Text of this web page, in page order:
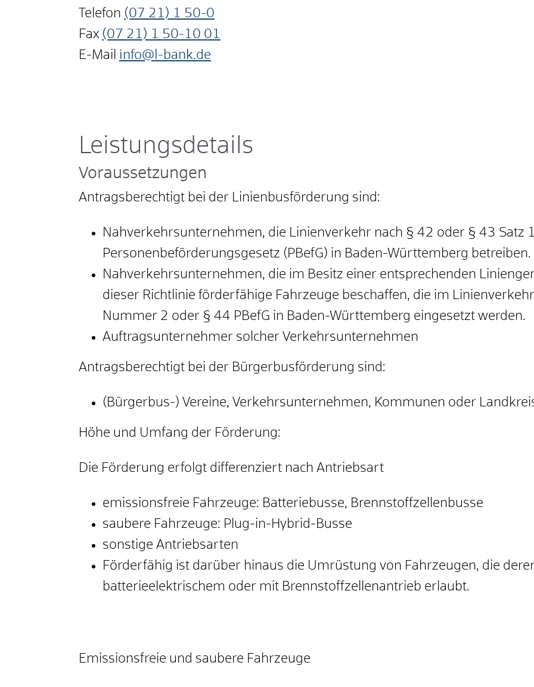
Telefon (07 21) 1 50-0
Fax (07 21) 1 50-10 01
E-Mail info@l-bank.de
Leistungsdetails
Voraussetzungen
Antragsberechtigt bei der Linienbusförderung sind:
Nahverkehrsunternehmen, die Linienverkehr nach § 42 oder § 43 Satz
Personenbeförderungsgesetz (PBefG) in Baden-Württemberg betreiben.
Nahverkehrsunternehmen, die im Besitz einer entsprechenden
dieser Richtlinie förderfähige Fahrzeuge beschaffen, die im
Nummer 2 oder § 44 PBefG in Baden-Württemberg eingesetzt werden.
Auftragsunternehmer solcher Verkehrsunternehmen
Antragsberechtigt bei der Bürgerbusförderung sind:
(Bürgerbus-) Vereine, Verkehrsunternehmen, Kommunen oder
Höhe und Umfang der Förderung:
Die Förderung erfolgt differenziert nach Antriebsart
emissionsfreie Fahrzeuge: Batteriebusse, Brennstoffzellenbusse
saubere Fahrzeuge: Plug-in-Hybrid-Busse
sonstige Antriebsarten
Förderfähig ist darüber hinaus die Umrüstung von Fahrzeugen, die
batterieelektrischem oder mit Brennstoffzellenantrieb erlaubt.
Emissionsfreie und saubere Fahrzeuge